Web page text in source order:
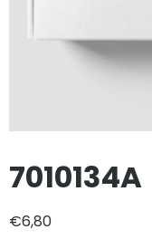
7010134A
€6,80